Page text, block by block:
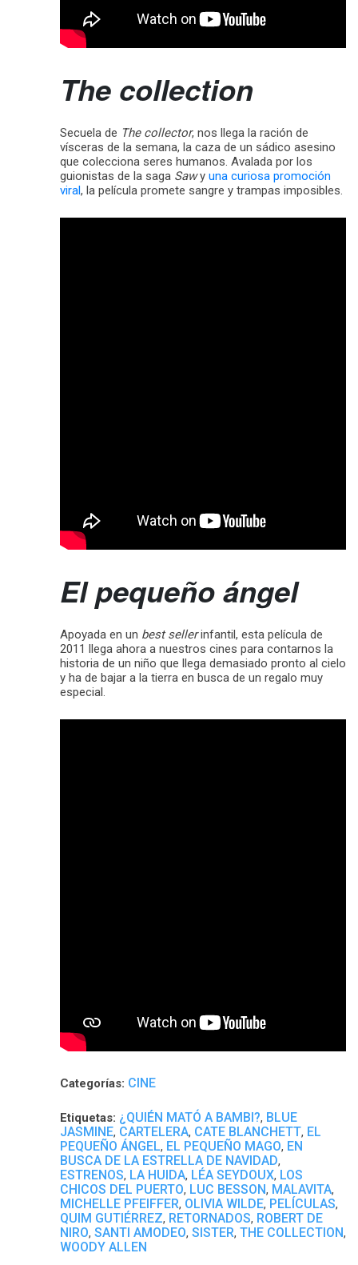
The collection
Secuela de The collector, nos llega la ración de
vísceras de la semana, la caza de un sádico asesino
que colecciona seres humanos. Avalada por los
guionistas de la saga Sawy una curiosa promoción
viral, la película promete sangre y trampas imposibles.
El pequeño ángel
Apoyada en un best sellerinfantil, esta película de
2011 llega ahora a nuestros cines para contarnos la
historia de un niño que llega demasiado pronto al cielo
y ha de bajar a la tierra en busca de un regalo muy
especial.
Categorías: CINE
Etiquetas: ¿QUIÉN MATÓ A BAMBI?, BLUE
JASMINE, CARTELERA, CATE BLANCHETT, EL
PEQUEÑO ÁNGEL, EL PEQUEÑO MAGO, EN
BUSCA DE LA ESTRELLA DE NAVIDAD,
ESTRENOS, LA HUIDA, LÉA SEYDOUX, LOS
CHICOS DEL PUERTO, LUC BESSON, MALAVITA,
MICHELLE PFEIFFER, OLIVIA WILDE, PELÍCULAS,
QUIM GUTIÉRREZ, RETORNADOS, ROBERT DE
NIRO, SANTI AMODEO, SISTER, THE COLLECTION,
WOODY ALLEN